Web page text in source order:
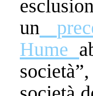
un
Hume